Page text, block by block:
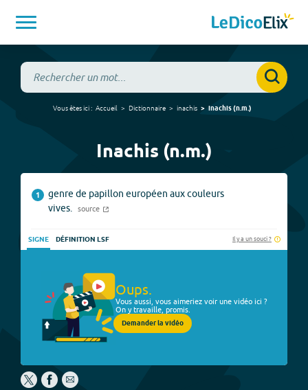
Vous êtes ici : Accueil Dictionnaire inachis inachis(n.m.)
Inachis (n.m.)
1
genre de papillon européen aux couleurs
vives.
source
SIGNE DÉFINITION LSF Il y a un souci ?
Oups.
Vous aussi, vous aimeriez voir une vidéo ici ?
On y travaille, promis.
Demander la vidéo